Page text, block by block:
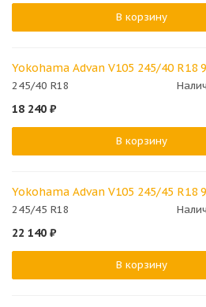
В корзину
Yokohama Advan V105 245/40 R18
245/40 R18
18 240 ₽
В корзину
Yokohama Advan V105 245/45 R18
245/45 R18
22 140 ₽
В корзину